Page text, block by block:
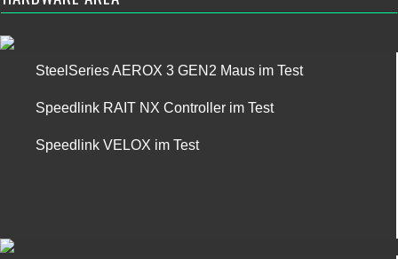
SteelSeries AEROX 3 GEN2 Maus im Test
Speedlink RAIT NX Controller im Test
Speedlink VELOX im Test